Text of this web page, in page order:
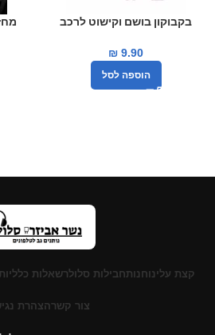
בקבוקון בושם וקישוט לרכב
₪ 9.90
הוספה לסל
קצת עלינוחנותחבילות סלולרשאלות כלליות
צור קשרהצהרת